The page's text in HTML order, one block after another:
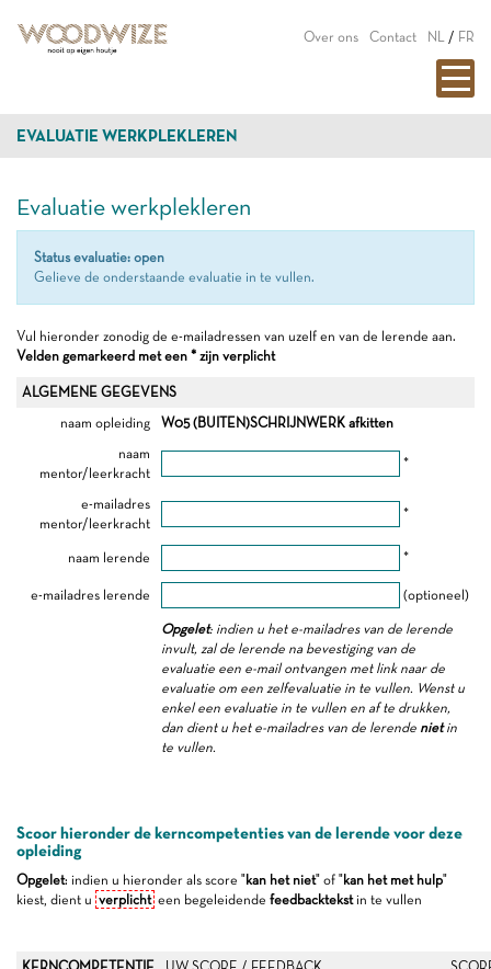
Over ons Contact NL / FR
EVALUATIE WERKPLEKLEREN
Evaluatie werkplekleren
Status evaluatie: open
Gelieve de onderstaande evaluatie in te vullen.
Vul hieronder zonodig de e-mailadressen van uzelf en van de lerende aan.
Velden gemarkeerd met een * zijn verplicht
ALGEMENE GEGEVENS
naam opleiding
W05 (BUITEN)SCHRIJNWERK afkitten
naam
mentor/leerkracht
*
e-mailadres
mentor/leerkracht
*
naam lerende *
e-mailadres lerende (optioneel)
Opgelet: indien u het e-mailadres van de lerende
invult, zal de lerende na bevestiging van de
evaluatie een e-mail ontvangen met link naar de
evaluatie om een zelfevaluatie in te vullen. Wenst u
enkel een evaluatie in te vullen en af te drukken,
dan dient u het e-mailadres van de lerende nietin
te vullen.
Scoor hieronder de kerncompetenties van de lerende voor deze
opleiding
Opgelet: indien u hieronder als score "kan het niet" of "kan het met hulp"
kiest, dient u verplicht een begeleidende feedbacktekstin te vullen